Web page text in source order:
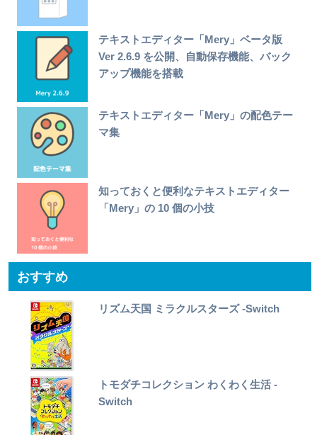
テキストエディター「Mery」ベータ版
Ver 2.6.9 を公開、自動保存機能、バック
アップ機能を搭載
テキストエディター「Mery」の配色テー
マ集
知っておくと便利なテキストエディター
「Mery」の 10 個の小技
おすすめ
リズム天国 ミラクルスターズ -Switch
トモダチコレクション わくわく生活 -
Switch